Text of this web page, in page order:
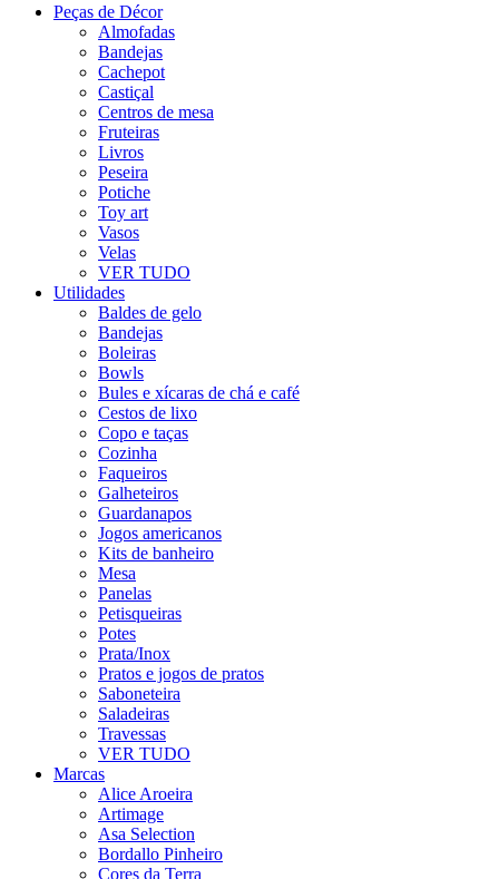
Peças de Décor
Almofadas
Bandejas
Cachepot
Castiçal
Centros de mesa
Fruteiras
Livros
Peseira
Potiche
Toy art
Vasos
Velas
VER TUDO
Utilidades
Baldes de gelo
Bandejas
Boleiras
Bowls
Bules e xícaras de chá e café
Cestos de lixo
Copo e taças
Cozinha
Faqueiros
Galheteiros
Guardanapos
Jogos americanos
Kits de banheiro
Mesa
Panelas
Petisqueiras
Potes
Prata/Inox
Pratos e jogos de pratos
Saboneteira
Saladeiras
Travessas
VER TUDO
Marcas
Alice Aroeira
Artimage
Asa Selection
Bordallo Pinheiro
Cores da Terra